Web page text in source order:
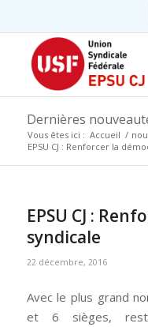
Dernières
Vous êtes ici : Accueil /
EPSU CJ : Renforcer la
EPSU CJ :
syndicale
22 décembre, 2016
Avec le plus grand
et 6 sièges,